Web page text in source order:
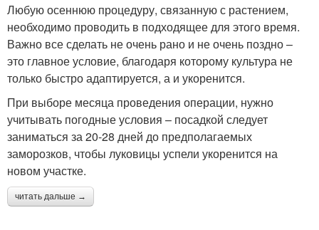
Любую осеннюю процедуру, связанную с растением,
необходимо проводить в подходящее для этого время.
Важно все сделать не очень рано и не очень поздно –
это главное условие, благодаря которому культура не
только быстро адаптируется, а и укоренится.
При выборе месяца проведения операции, нужно
учитывать погодные условия – посадкой следует
заниматься за 20-28 дней до предполагаемых
заморозков, чтобы луковицы успели укоренится на
новом участке.
читать дальше →